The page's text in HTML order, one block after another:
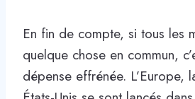
En fin de compte, si tous les
quelque chose en commun,
dépense effrénée. L’Europe,